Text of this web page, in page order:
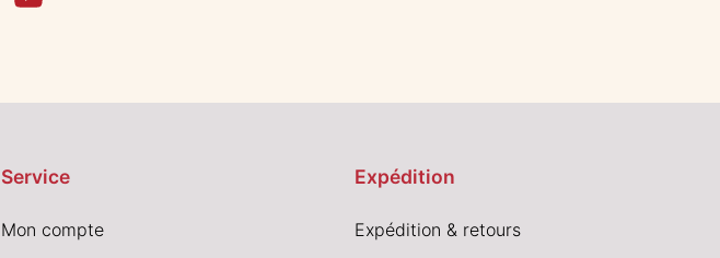
Service
Mon compte
Expédition
Expédition & retours